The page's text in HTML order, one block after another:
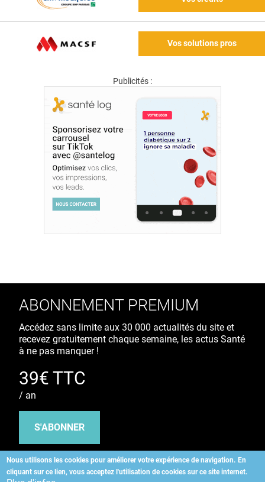
Vos solutions pros
Publicités :
Nous utilisons les cookies pour améliorer votre expérience de navigation. En
cliquant sur ce lien, vous acceptez l'utilisation de cookies sur ce site internet.
ABONNEMENT PREMIUM
Accédez sans limite aux 30 000 actualités du site et
recevez gratuitement chaque semaine, les actus Santé
à ne pas manquer !
39€ TTC
/ an
S'ABONNER
Copyright©2026 ALLIEDHEALTH